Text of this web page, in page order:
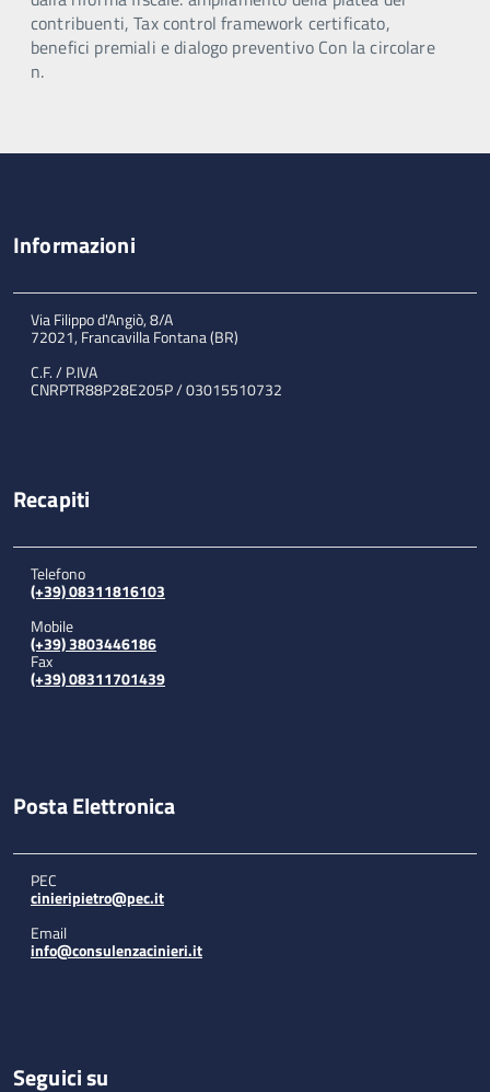
contribuenti, Tax control framework certificato,
benefici premiali e dialogo preventivo Con la circolare
n.
Informazioni
Via Filippo d'Angiò, 8/A
72021, Francavilla Fontana (BR)
C.F. / P.IVA
CNRPTR88P28E205P / 03015510732
Recapiti
Telefono
(+39) 08311816103
Mobile
(+39) 3803446186
Fax
(+39) 08311701439
Posta Elettronica
PEC
cinieripietro@pec.it
Email
info@consulenzacinieri.it
Seguici su